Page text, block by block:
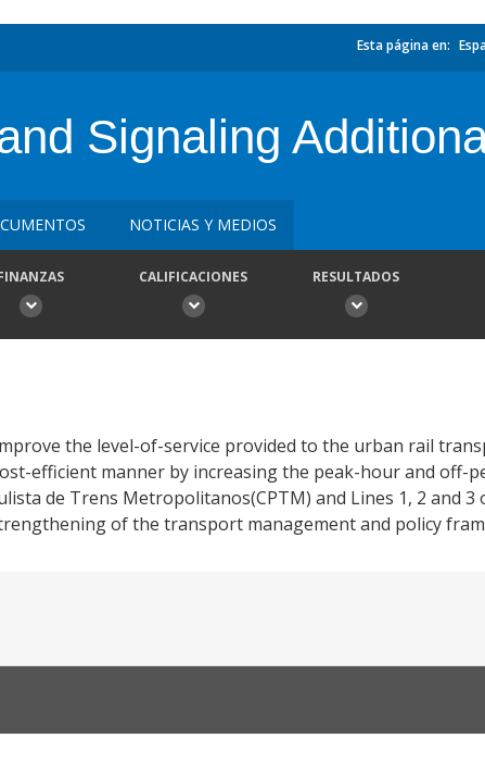
Esta página en:
Signaling
NOTICIAS Y MEDIOS
CALIFICACIONES RESULTADOS
the level-of-service provided to the urban rail
efficient manner by increasing the peak-hour and off-
de Trens Metropolitanos(CPTM) and Lines 1, 2 and 3
of the transport management and policy